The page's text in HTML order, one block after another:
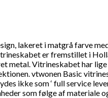
lakeret i matgrå farve
er fremstillet i
Vitrineskabet har
vtwonen Basic
ikke som ‘ full service
som følge af materiale